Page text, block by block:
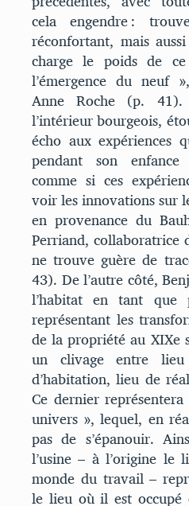
cela engendre :
réconfortant, mais
charge le poids de
l’émergence du neuf
Anne Roche (p. 41).
l’intérieur bourgeois,
écho aux expériences
pendant son
comme si ces
voir les innovations sur
en provenance du
Perriand, collaboratrice
ne trouve guère de
43). De l’autre côté,
l’habitat en tant que
représentant les
de la propriété au XIXe
un clivage entre
d’habitation, lieu de
Ce dernier
univers », lequel, en
pas de s’épanouir.
l’usine – à l’origine le
monde du travail –
le lieu où il est occupé